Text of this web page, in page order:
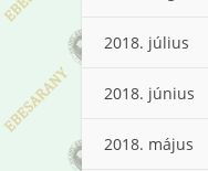
2018. július
2018. június
2018. május